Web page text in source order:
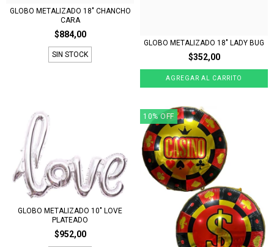
GLOBO METALIZADO 18" CHANCHO
CARA
$884,00
SIN STOCK
GLOBO METALIZADO 18" LADY BUG
$352,00
GLOBO METALIZADO 10" LOVE
PLATEADO
$952,00
10%OFF